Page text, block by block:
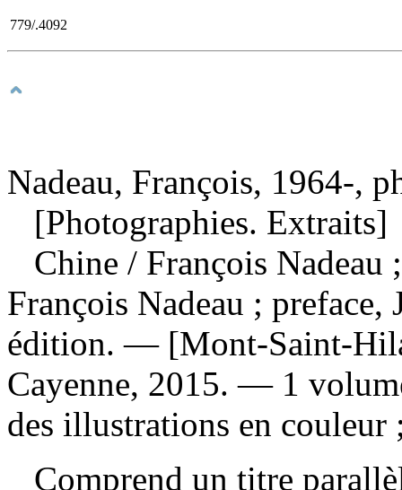
779/.4092
Nadeau, François, 1964-,
[Photographies. Extraits]
Chine / François Nadeau
François Nadeau ;
édition. — [Mont-Saint-
Cayenne, 2015. — 1
des illustrations en
Comprend un titre